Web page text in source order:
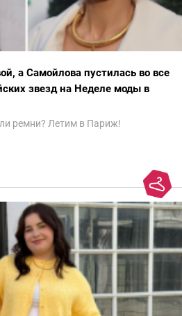
а Самойлова пустилась во все
звезд на Неделе моды в
ремни? Летим в Париж!